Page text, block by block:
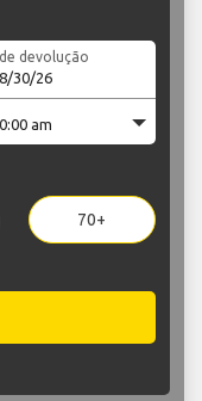
devolução
70+